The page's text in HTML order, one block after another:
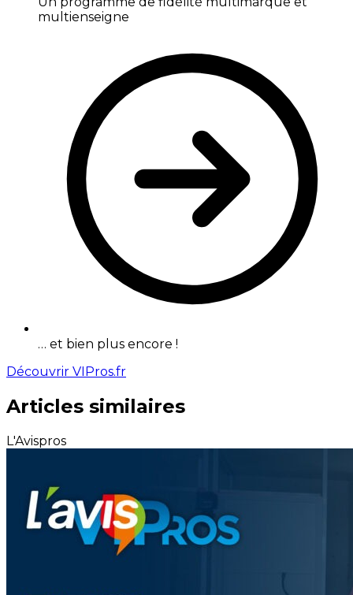
multienseigne
… et bien plus encore !
Découvrir VIPros.fr
Articles similaires
L'Avispros